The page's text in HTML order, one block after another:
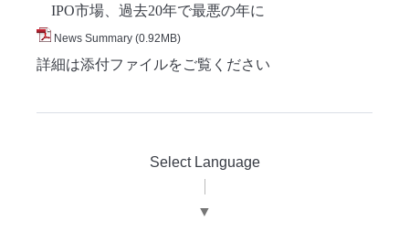
IPO市場、過去20年で最悪の年に
News Summary (0.92MB)
詳細は添付ファイルをご覧ください
Select Language
▼